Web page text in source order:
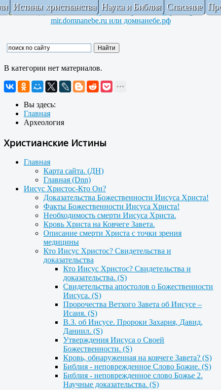
В категории нет материалов.
Вы здесь:
Главная
Археология
Христианские Истины
Главная
Карта сайта. (ДН)
Главная (Dnn)
Иисус Христос-Кто Он?
Доказательства Божественности Иисуса Христа!
Факты Божественности Иисуса Христа!
Необходимость смерти Иисуса Христа.
Кровь Христа на Ковчеге Завета.
Описание смерти Христа с точки зрения
медицины
Кто Иисус Христос? Свидетельства и
доказательства
Кто Иисус Христос? Свидетельства и
доказательства. (S)
Свидетельства апостолов о Божественности
Иисуса. (S)
Пророчества Ветхого Завета об Иисусе –
Исаия. (S)
В.З. об Иисусе. Пророки Захария, Давид,
Даниил. (S)
Утверждения Иисуса о Своей
Божественности. (S)
Кровь, обнаруженная на ковчеге Завета? (S)
Библия - неповрежденное Слово Божие. (S)
Библия - неповрежденное слово Божье 2.
Научные доказательства. (S)
Истины христианства Наука и Библия Спасение